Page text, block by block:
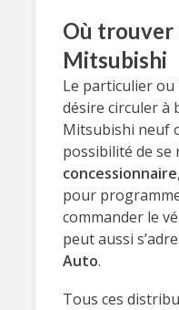
Où trouver
Mitsubishi
Le particulier
désire circuler à
Mitsubishi neuf
possibilité de se
concessionnaire
pour
commander le
peut aussi
Auto.
Tous ces